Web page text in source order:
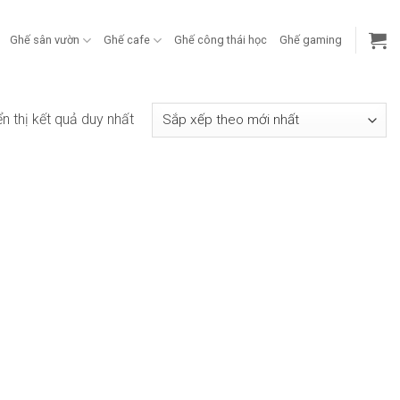
Ghế sân vườn Ghế cafe Ghế công thái học Ghế gaming
thị kết quả duy nhất